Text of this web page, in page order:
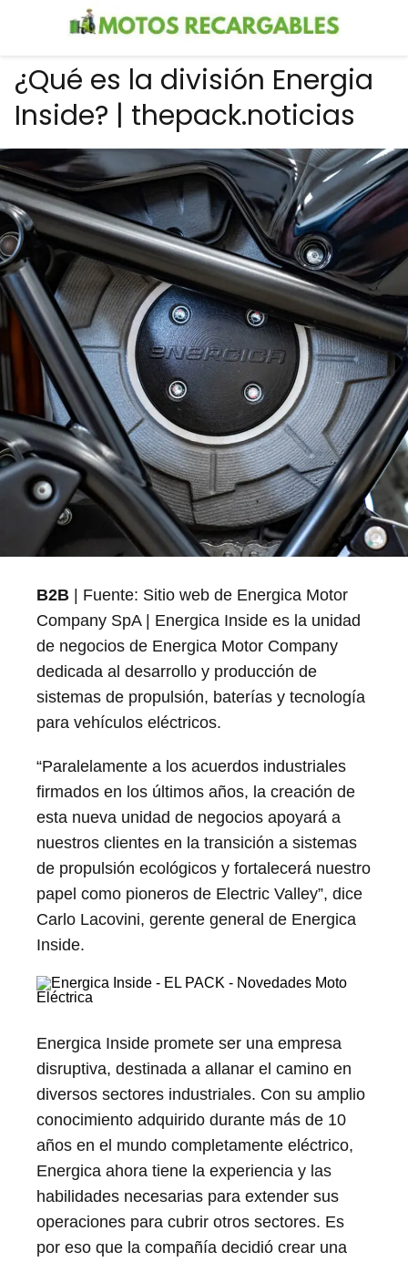
¿Qué es la división Energia
Inside? | thepack.noticias
B2B | Fuente: Sitio web de Energica Motor
Company SpA | Energica Inside es la unidad
de negocios de Energica Motor Company
dedicada al desarrollo y producción de
sistemas de propulsión, baterías y tecnología
para vehículos eléctricos.
“Paralelamente a los acuerdos industriales
firmados en los últimos años, la creación de
esta nueva unidad de negocios apoyará a
nuestros clientes en la transición a sistemas
de propulsión ecológicos y fortalecerá nuestro
papel como pioneros de Electric Valley”, dice
Carlo Lacovini, gerente general de Energica
Inside.
Energica Inside promete ser una empresa
disruptiva, destinada a allanar el camino en
diversos sectores industriales. Con su amplio
conocimiento adquirido durante más de 10
años en el mundo completamente eléctrico,
Energica ahora tiene la experiencia y las
habilidades necesarias para extender sus
operaciones para cubrir otros sectores. Es
por eso que la compañía decidió crear una